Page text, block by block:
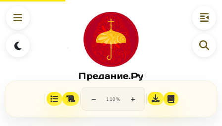
Предание.Ру
− 110% +